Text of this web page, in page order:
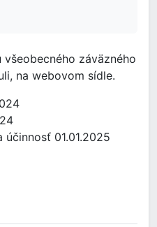
záväzného
na webovom sídle.
01.01.2025